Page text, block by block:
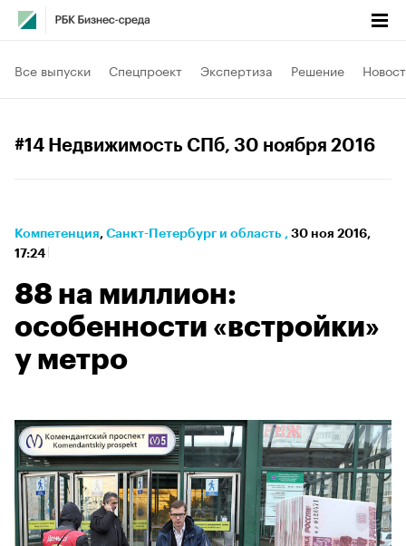
Все выпуски Спецпроект Экспертиза Решение
#14 Недвижимость СПб, 30 ноября 2016
Компетенция⁠, Санкт-Петербург и область , 30 ноя 2016,
17:24
88 на миллион:
особенности «встройки»
у метро